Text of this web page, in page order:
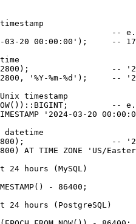
--
03-20 00:00:00');     --
--
'%Y-%m-%d');     --
timestamp
NOW())::BIGINT;         --
TIMESTAMP '2024-03-20
datetime
--
AT TIME ZONE 'US/
hours (MySQL)
- 86400;
hours (PostgreSQL)